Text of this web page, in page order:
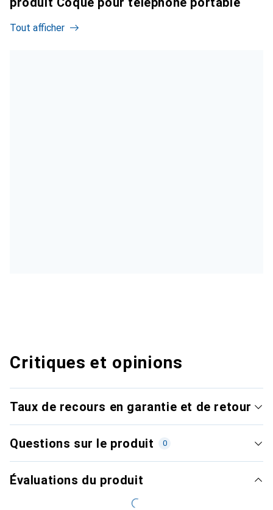
Tout afficher
Critiques et opinions
Taux de recours en garantie et de retour
Questions sur le produit 0
Évaluations du produit